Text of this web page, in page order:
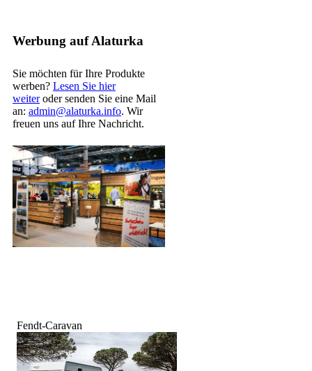
Werbung auf Alaturka
Sie möchten für Ihre Produkte
werben? Lesen Sie hier
weiteroder senden Sie eine Mail
an: admin@alaturka.info. Wir
freuen uns auf Ihre Nachricht.
Fendt-Caravan